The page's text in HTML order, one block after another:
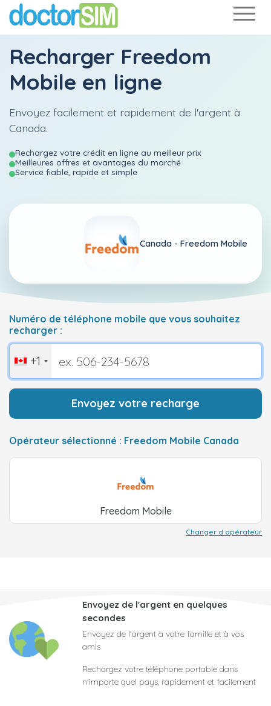
Recharger Freedom
Mobile en ligne
Envoyez facilement et rapidement de l'argent à
Canada.
Rechargez votre crédit en ligne au meilleur prix
Meilleures offres et avantages du marché
Service fiable, rapide et simple
Canada - Freedom Mobile
Numéro de téléphone mobile que vous souhaitez
recharger :
+1
Envoyez votre recharge
Opérateur sélectionné : Freedom Mobile Canada
Freedom Mobile
Changer d opérateur
Envoyez de l'argent en quelques
secondes
Envoyez de l'argent à votre famille et à vos
amis
Rechargez votre téléphone portable dans
n'importe quel pays, rapidement et facilement